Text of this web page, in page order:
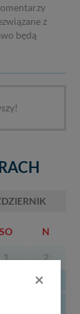
z
będą
SO N
1
2
9
×